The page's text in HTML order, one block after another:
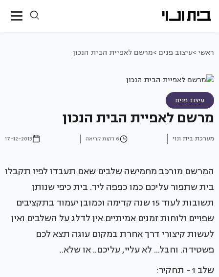
ראשי >עיצוב פנים >מרשם לאפיית הבית הנכון
עיצוב פנים
מרשם לאפיית הבית הנכון
מערכת בית ונוי 6 דקות קריאה 17-12-2013
המרשם מורכב מחמישה שלבים שאם תעבדו לפיו תקבלו
בית שתפור עליכם כמו כפפה ליד. בית כיפי שנותן
תשובות לעוד 15 שנה קדימה וכמובן יעמוד בתקציבים
שפויים ולוחות זמנים אמיתיים.אין לדלג על השלבים ואין
לעשות קיצורי דרך אחרת במקום עוגה תצא לכם
פשטידה. וחבל... לא עליי, עליכם.. או שלא..
שלב 1 - תחקיר: